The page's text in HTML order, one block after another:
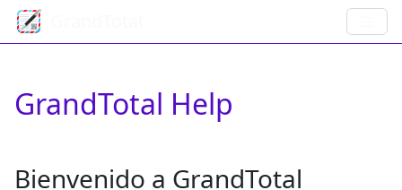
GrandTotal Help
Bienvenido a GrandTotal